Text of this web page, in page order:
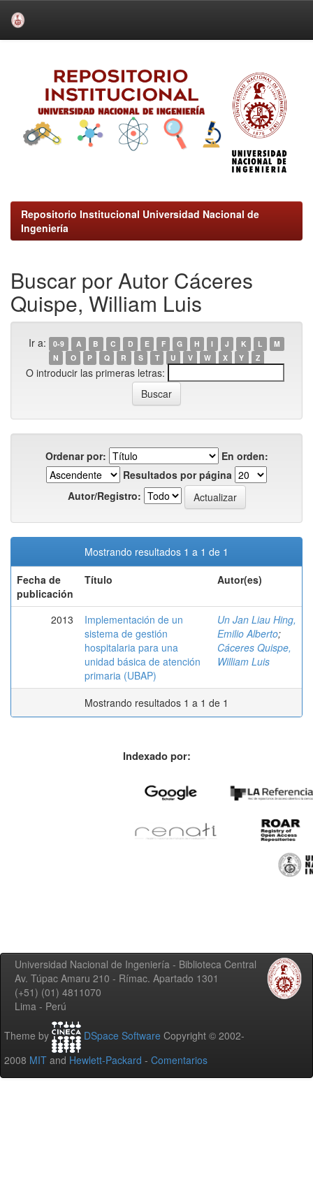
Repositorio Institucional Universidad Nacional de
Ingeniería
Buscar por Autor Cáceres
Quispe, William Luis
Ir a: 0-9 A B C D E F G H I J K L
M
N
O P Q R S T U V W X Y Z
O introducir las primeras letras:
Ordenar por:
En orden:
Resultados por página
Autor/Registro:
Mostrando resultados 1 a 1 de 1
Fecha de
publicación
Título Autor(es)
2013
Implementación de un
sistema de gestión
hospitalaria para una
unidad básica de atención
primaria (UBAP)
Un Jan Liau Hing,
Emilio Alberto;
Cáceres Quispe,
William Luis
Mostrando resultados 1 a 1 de 1
Indexado por:
Universidad Nacional de Ingeniería - Biblioteca Central
Av. Túpac Amaru 210 - Rímac. Apartado 1301
(+51) (01) 4811070
Lima - Perú
Theme by DSpace Software Copyright © 2002-
2008 MIT and Hewlett-Packard - Comentarios